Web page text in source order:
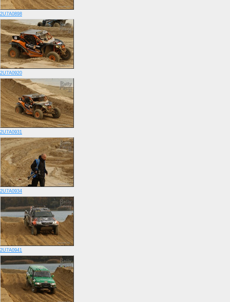
2U7A0898
2U7A0920
2U7A0931
2U7A0934
2U7A0941